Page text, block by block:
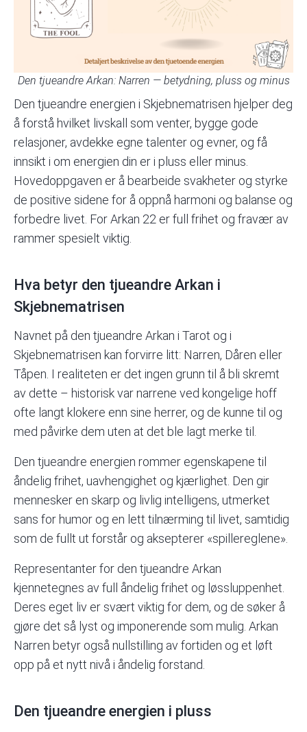
Den tjueandre Arkan: Narren — betydning, pluss og minus
Den tjueandre energien i Skjebnematrisen hjelper deg
å forstå hvilket livskall som venter, bygge gode
relasjoner, avdekke egne talenter og evner, og få
innsikt i om energien din er i pluss eller minus.
Hovedoppgaven er å bearbeide svakheter og styrke
de positive sidene for å oppnå harmoni og balanse og
forbedre livet. For Arkan 22 er full frihet og fravær av
rammer spesielt viktig.
Hva betyr den tjueandre Arkan i
Skjebnematrisen
Navnet på den tjueandre Arkan i Tarot og i
Skjebnematrisen kan forvirre litt: Narren, Dåren eller
Tåpen. I realiteten er det ingen grunn til å bli skremt
av dette – historisk var narrene ved kongelige hoff
ofte langt klokere enn sine herrer, og de kunne til og
med påvirke dem uten at det ble lagt merke til.
Den tjueandre energien rommer egenskapene til
åndelig frihet, uavhengighet og kjærlighet. Den gir
mennesker en skarp og livlig intelligens, utmerket
sans for humor og en lett tilnærming til livet, samtidig
som de fullt ut forstår og aksepterer «spillereglene».
Representanter for den tjueandre Arkan
kjennetegnes av full åndelig frihet og løssluppenhet.
Deres eget liv er svært viktig for dem, og de søker å
gjøre det så lyst og imponerende som mulig. Arkan
Narren betyr også nullstilling av fortiden og et løft
opp på et nytt nivå i åndelig forstand.
Den tjueandre energien i pluss